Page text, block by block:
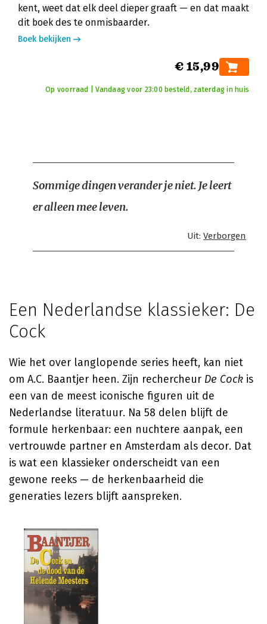
kent, weet dat elk deel dieper graaft — en dat maakt
dit boek des te onmisbaarder.
Boek bekijken
€ 15,99
Op voorraad | Vandaag voor 23:00 besteld, zaterdag in huis
Sommige dingen verander je niet. Je leert
er alleen mee leven.
Uit: Verborgen
Een Nederlandse klassieker: De
Cock
Wie het over langlopende series heeft, kan niet
om A.C. Baantjer heen. Zijn rechercheur De Cock is
een van de meest iconische figuren uit de
Nederlandse literatuur. Na 58 delen blijft de
formule herkenbaar: een nuchtere aanpak, een
vertrouwde partner en Amsterdam als decor. Dat
is wat een klassieker onderscheidt van een
gewone reeks — de herkenbaarheid die
generaties lezers blijft aanspreken.